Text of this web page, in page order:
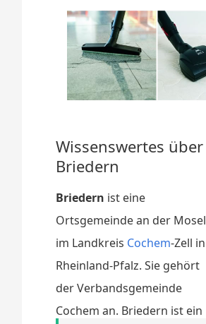
Wissenswertes über
Briedern
Briedern ist eine
Ortsgemeinde an der Mosel
im Landkreis Cochem-Zell in
Rheinland-Pfalz. Sie gehört
der Verbandsgemeinde
Cochem an. Briedern ist ein